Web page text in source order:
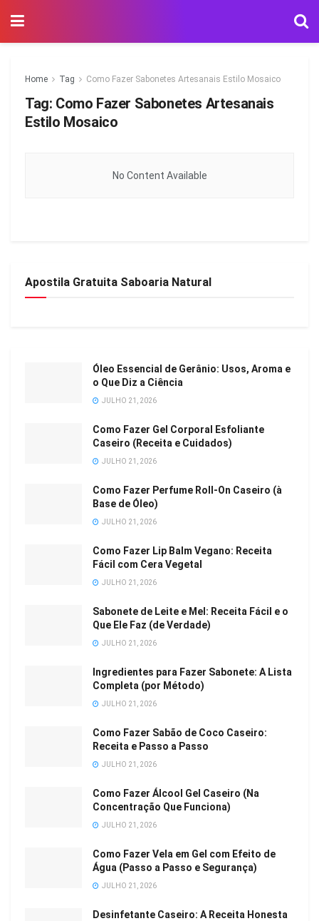
Home Tag Como Fazer Sabonetes Artesanais Estilo Mosaico
Tag: Como Fazer Sabonetes Artesanais
Estilo Mosaico
No Content Available
Apostila Gratuita Saboaria Natural
Óleo Essencial de Gerânio: Usos, Aroma e
o Que Diz a Ciência
JULHO 21, 2026
Como Fazer Gel Corporal Esfoliante
Caseiro (Receita e Cuidados)
JULHO 21, 2026
Como Fazer Perfume Roll-On Caseiro (à
Base de Óleo)
JULHO 21, 2026
Como Fazer Lip Balm Vegano: Receita
Fácil com Cera Vegetal
JULHO 21, 2026
Sabonete de Leite e Mel: Receita Fácil e o
Que Ele Faz (de Verdade)
JULHO 21, 2026
Ingredientes para Fazer Sabonete: A Lista
Completa (por Método)
JULHO 21, 2026
Como Fazer Sabão de Coco Caseiro:
Receita e Passo a Passo
JULHO 21, 2026
Como Fazer Álcool Gel Caseiro (Na
Concentração Que Funciona)
JULHO 21, 2026
Como Fazer Vela em Gel com Efeito de
Água (Passo a Passo e Segurança)
JULHO 21, 2026
Desinfetante Caseiro: A Receita Honesta